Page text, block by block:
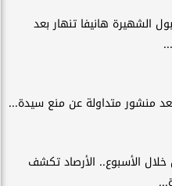
الشهيرة هانيفا تنهار بعد
منشور متداولة عن منع سيدة...
الأسبوع.. الأرصاد تكشف